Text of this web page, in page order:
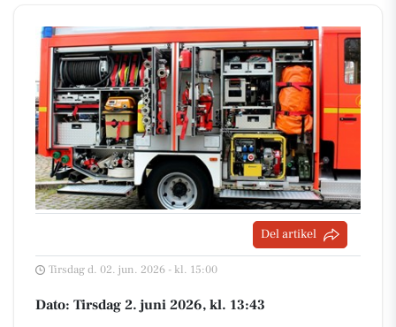
Del artikel
Tirsdag d. 02. jun. 2026 - kl. 15:00
Dato: Tirsdag 2. juni 2026, kl. 13:43